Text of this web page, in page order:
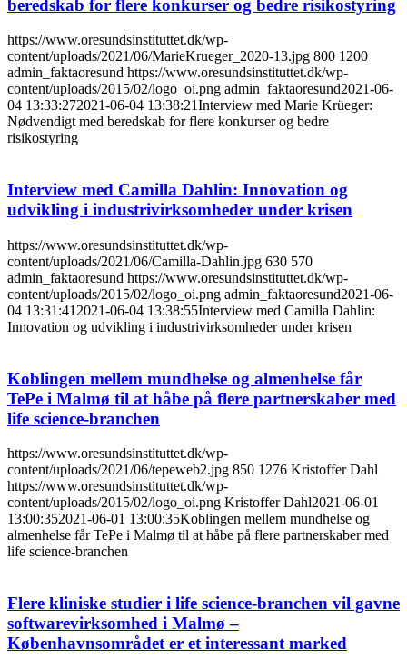
beredskab for flere konkurser og bedre risikostyring
https://www.oresundsinstituttet.dk/wp-
content/uploads/2021/06/MarieKrueger_2020-13.jpg 800 1200
admin_faktaoresund https://www.oresundsinstituttet.dk/wp-
content/uploads/2015/02/logo_oi.png admin_faktaoresund2021-06-
04 13:33:272021-06-04 13:38:21Interview med Marie Krüeger:
Nødvendigt med beredskab for flere konkurser og bedre
risikostyring
Interview med Camilla Dahlin: Innovation og
udvikling i industrivirksomheder under krisen
https://www.oresundsinstituttet.dk/wp-
content/uploads/2021/06/Camilla-Dahlin.jpg 630 570
admin_faktaoresund https://www.oresundsinstituttet.dk/wp-
content/uploads/2015/02/logo_oi.png admin_faktaoresund2021-06-
04 13:31:41 2021-06-04 13:38:55Interview med Camilla Dahlin:
Innovation og udvikling i industrivirksomheder under krisen
Koblingen mellem mundhelse og almenhelse får
TePe i Malmø til at håbe på flere partnerskaber med
life science-branchen
https://www.oresundsinstituttet.dk/wp-
content/uploads/2021/06/tepeweb2.jpg 850 1276 Kristoffer Dahl
https://www.oresundsinstituttet.dk/wp-
content/uploads/2015/02/logo_oi.png Kristoffer Dahl2021-06-01
13:00:352021-06-01 13:00:35Koblingen mellem mundhelse og
almenhelse får TePe i Malmø til at håbe på flere partnerskaber med
life science-branchen
Flere kliniske studier i life science-branchen vil gavne
softwarevirksomhed i Malmø –
Københavnsområdet er et interessant marked